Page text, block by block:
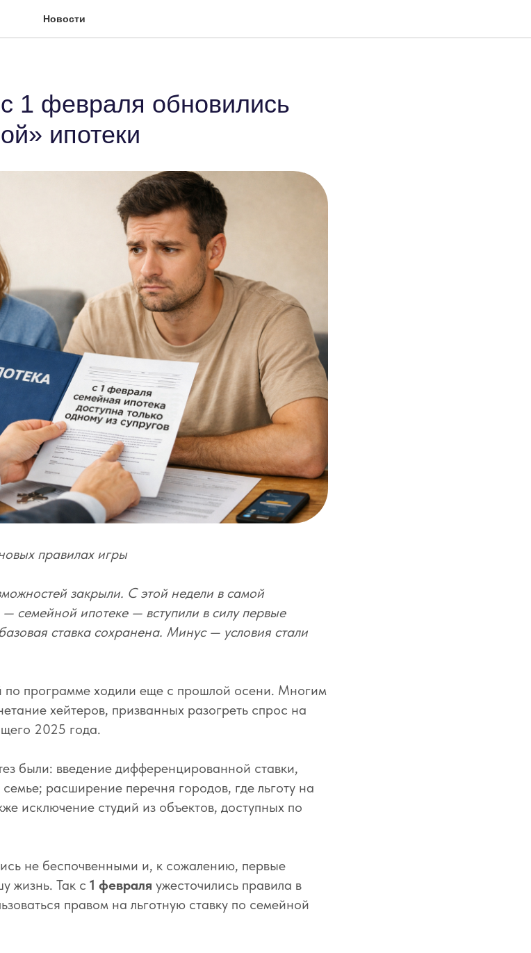
Новости
1 февраля обновились
ипотеки
правилах игры
закрыли. С этой недели в самой
семейной ипотеке — вступили в силу первые
ставка сохранена. Минус — условия стали
по программе ходили еще с прошлой осени. Многим
хейтеров, призванных разогреть спрос на
2025 года.
были: введение дифференцированной ставки,
расширение перечня городов, где льготу на
исключение студий из объектов, доступных по
не беспочвенными и, к сожалению, первые
жизнь. Так с 1 февраля ужесточились правила в
правом на льготную ставку по семейной